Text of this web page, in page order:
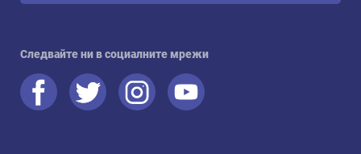
Следвайте ни в социалните мрежи